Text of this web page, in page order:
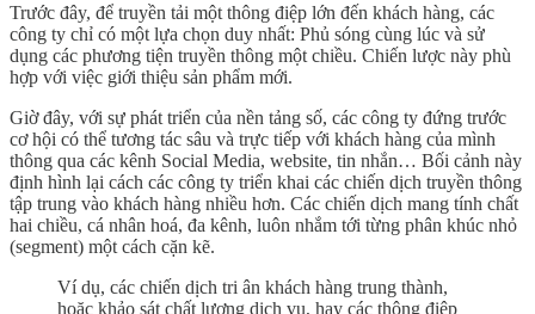
Trước đây, để truyền tải một thông điệp lớn đến khách hàng, các
công ty chỉ có một lựa chọn duy nhất: Phủ sóng cùng lúc và sử
dụng các phương tiện truyền thông một chiều. Chiến lược này phù
hợp với việc giới thiệu sản phẩm mới.
Giờ đây, với sự phát triển của nền tảng số, các công ty đứng trước
cơ hội có thể tương tác sâu và trực tiếp với khách hàng của mình
thông qua các kênh Social Media, website, tin nhắn… Bối cảnh này
định hình lại cách các công ty triển khai các chiến dịch truyền thông
tập trung vào khách hàng nhiều hơn. Các chiến dịch mang tính chất
hai chiều, cá nhân hoá, đa kênh, luôn nhắm tới từng phân khúc nhỏ
(segment) một cách cặn kẽ.
Ví dụ, các chiến dịch tri ân khách hàng trung thành,
hoặc khảo sát chất lượng dịch vụ, hay các thông điệp